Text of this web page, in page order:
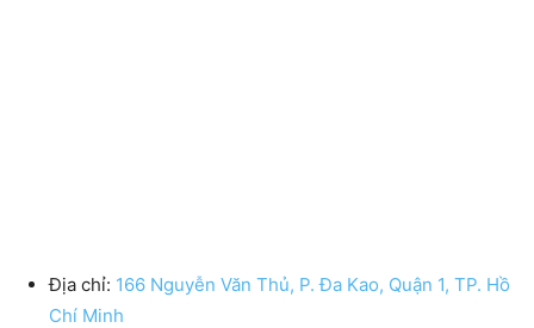
Địa chỉ: 166 Nguyễn Văn Thủ, P. Đa Kao, Quận 1, TP. Hồ
Chí Minh